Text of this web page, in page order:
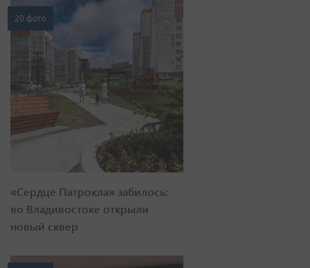
20 фото
«Сердце Патрокла» забилось:
во Владивостоке открыли
новый сквер